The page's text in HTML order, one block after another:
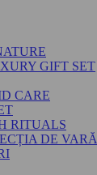
GIFT SET
CARE
RITUALS
DE VARĂ